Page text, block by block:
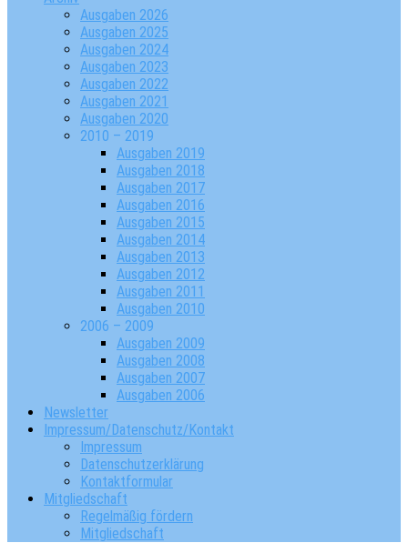
Ausgaben 2026
Ausgaben 2025
Ausgaben 2024
Ausgaben 2023
Ausgaben 2022
Ausgaben 2021
Ausgaben 2020
2010 – 2019
Ausgaben 2019
Ausgaben 2018
Ausgaben 2017
Ausgaben 2016
Ausgaben 2015
Ausgaben 2014
Ausgaben 2013
Ausgaben 2012
Ausgaben 2011
Ausgaben 2010
2006 – 2009
Ausgaben 2009
Ausgaben 2008
Ausgaben 2007
Ausgaben 2006
Newsletter
Impressum/Datenschutz/Kontakt
Impressum
Datenschutzerklärung
Kontaktformular
Mitgliedschaft
Regelmäßig fördern
Mitgliedschaft